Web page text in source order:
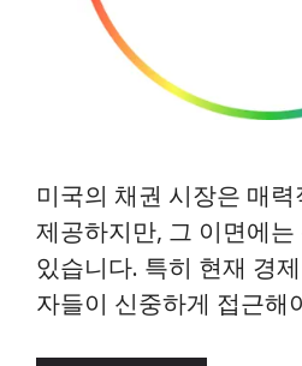
미국의 채권 시장은 매
제공하지만, 그 이면에
있습니다. 특히 현재 경
자들이 신중하게 접근해